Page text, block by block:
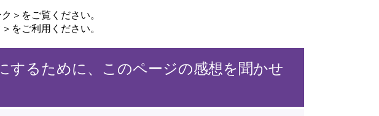
＞ をご覧ください。
をご利用ください。
するために、このページの感想を聞かせ